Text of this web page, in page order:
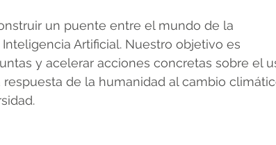
un puente entre el mundo de la
Artificial. Nuestro objetivo es
y acelerar acciones concretas sobre el
respuesta de la humanidad al cambio